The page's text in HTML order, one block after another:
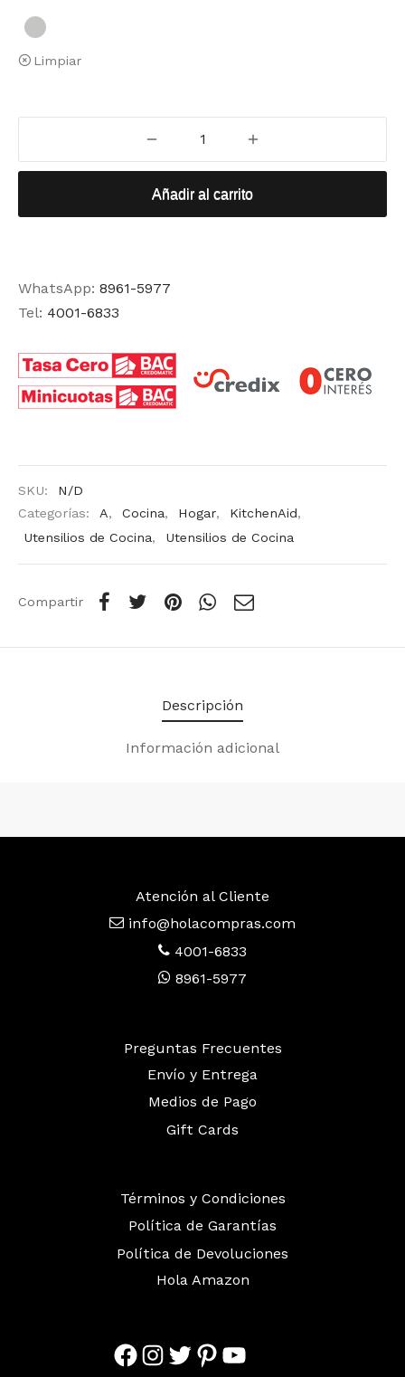
Limpiar
Añadir al carrito
WhatsApp: 8961-5977
Tel: 4001-6833
SKU:
N/D
Categorías:
A, Cocina, Hogar, KitchenAid,
Utensilios de Cocina, Utensilios de Cocina
Compartir
Descripción
Información adicional
Atención al Cliente
info@holacompras.com
4001-6833
8961-5977
Preguntas Frecuentes
Envío y Entrega
Medios de Pago
Gift Cards
Términos y Condiciones
Política de Garantías
Política de Devoluciones
Hola Amazon
Facebook
Instagram
Twitter
Pinterest